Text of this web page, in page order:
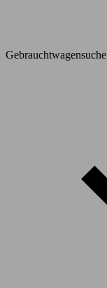
Gebrauchtwagensuche